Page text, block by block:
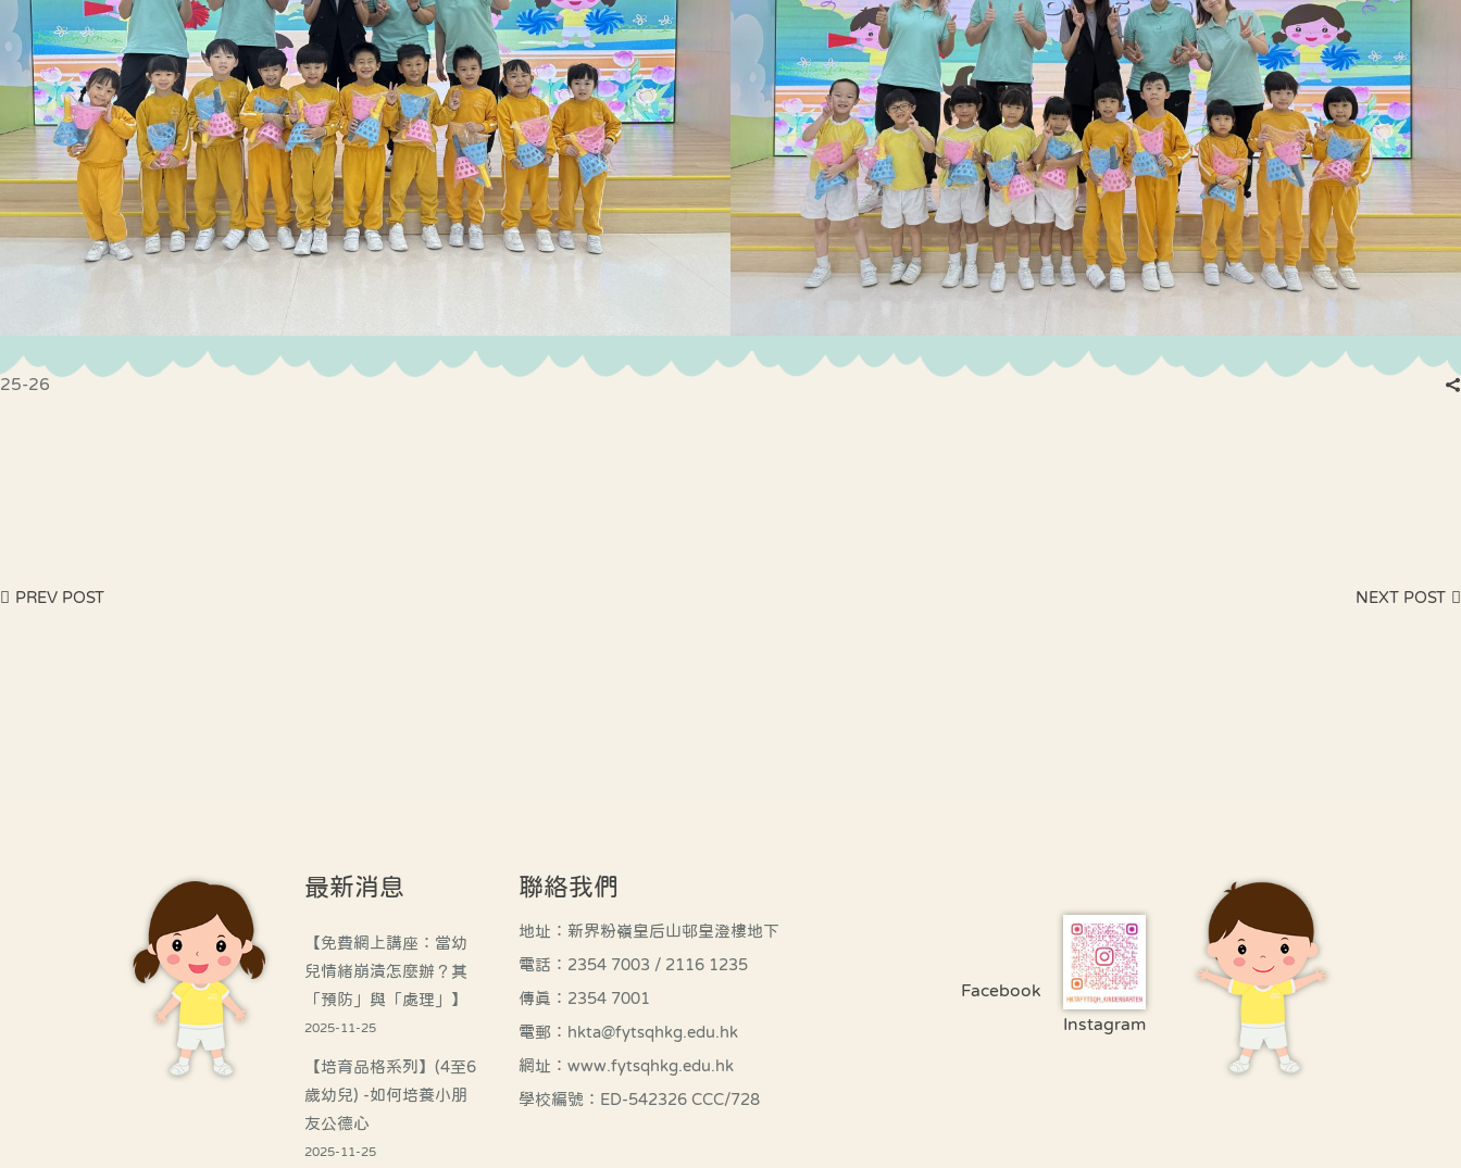
25-26
PREV POST NEXT POST
最新消息
【免費網上講座：當幼
兒情緒崩潰怎麼辦？其
「預防」與「處理」】
2025-11-25
【培育品格系列】(4至6
歲幼兒) -如何培養小朋
友公德心
2025-11-25
聯絡我們
地址：新界粉嶺皇后山邨皇澄樓地下
電話：2354 7003 / 2116 1235
傳真：2354 7001
電郵：hkta@fytsqhkg.edu.hk
網址：www.fytsqhkg.edu.hk
學校編號：ED-542326 CCC/728
Facebook
Instagram